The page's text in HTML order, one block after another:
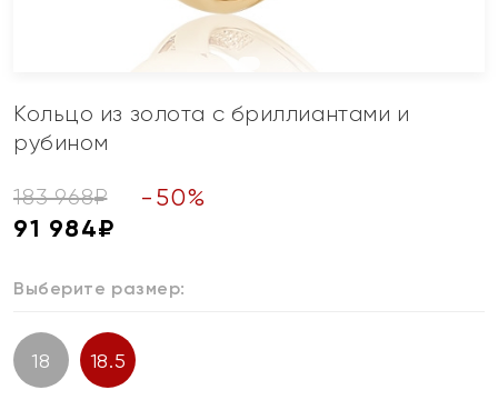
Кольцо из золота с бриллиантами и
рубином
183 968₽ - 50%
91 984₽
Выберите размер:
18 18.5